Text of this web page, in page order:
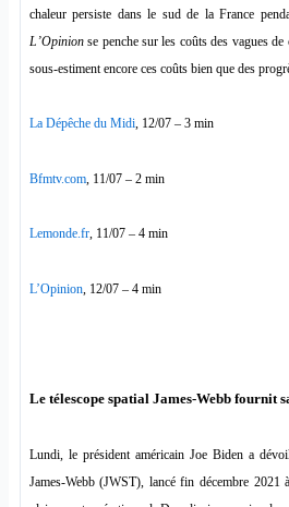
chaleur persiste dans le sud de la France
L’Opinionse penche sur les coûts des vagues
sous-estiment encore ces coûts bien que des
La Dépêche du Midi, 12/07 – 3 min
Bfmtv.com, 11/07 – 2 min
Lemonde.fr, 11/07 – 4 min
L’Opinion, 12/07 – 4 min
Le télescope spatial James-Webb fournit
Lundi, le président américain Joe Biden a
James-Webb (JWST), lancé fin décembre